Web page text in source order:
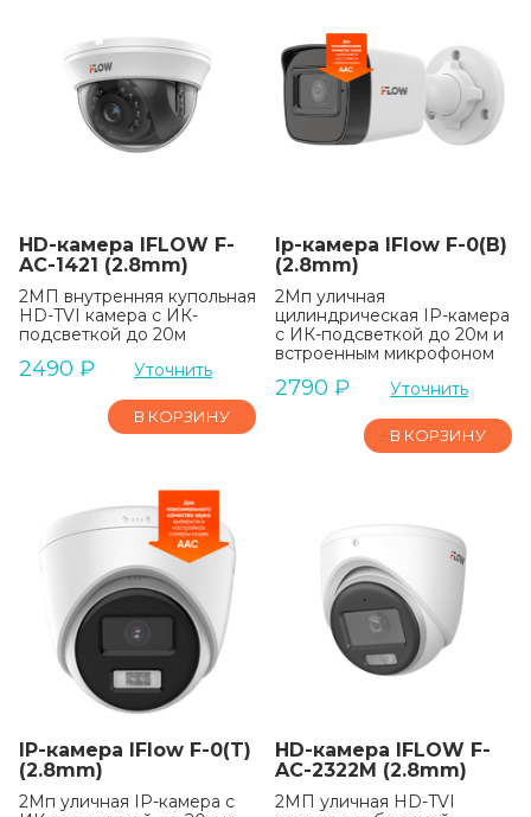
HD-камера IFLOW F-
AC-1421 (2.8mm)
2МП внутренняя купольная
HD-TVI камера с ИК-
подсветкой до 20м
2490 ₽ Уточнить
В КОРЗИНУ
Ip-камера IFlow F-0(B)
(2.8mm)
2Мп уличная
цилиндрическая IP-камера
с ИК-подсветкой до 20м и
встроенным микрофоном
2790 ₽ Уточнить
В КОРЗИНУ
IP-камера IFlow F-0(T)
(2.8mm)
2Мп уличная IP-камера с
HD-камера IFLOW F-
AC-2322M (2.8mm)
2МП уличная HD-TVI